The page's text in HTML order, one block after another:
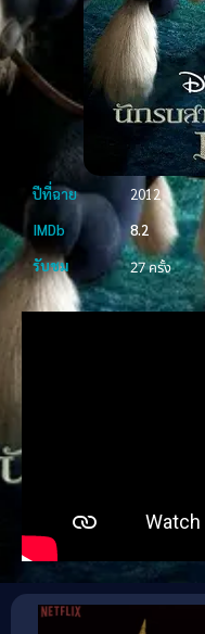
ปีที่ฉาย 2012
IMDb
8.2
รับชม
27 ครั้ง